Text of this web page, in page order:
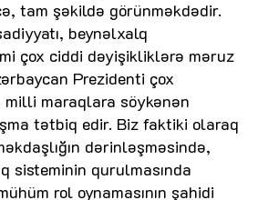
tam şəkildə görünməkdədir.
beynəlxalq
çox ciddi dəyişikliklərə məruz
Prezidenti çox
maraqlara söykənən
tətbiq edir. Biz faktiki olaraq
dərinləşməsində,
sisteminin qurulmasında
rol oynamasının şahidi